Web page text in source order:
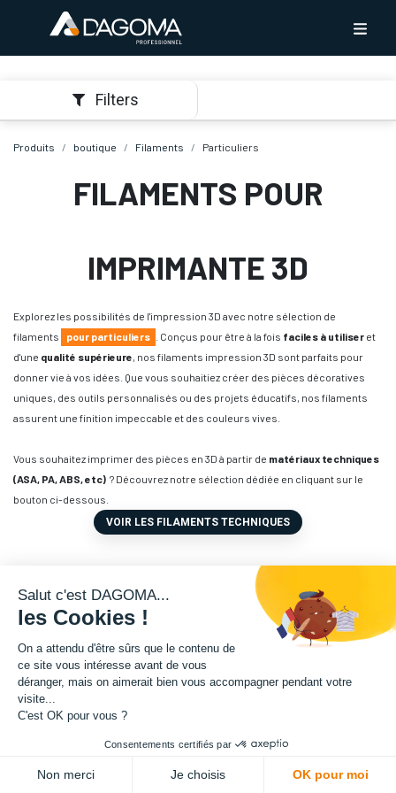
Filters
Produits boutique Filaments Particuliers
FILAMENTS POUR
IMPRIMANTE 3D
Explorez les possibilités de l'impression 3D avec notre sélection de
filaments
pour particuliers . Conçus pour être à la fois faciles à utiliser et
d'une qualité supérieure, nos filaments impression 3D sont parfaits pour
donner vie à vos idées. Que vous souhaitiez créer des pièces décoratives
uniques, des outils personnalisés ou des projets éducatifs, nos filaments
assurent une finition impeccable et des couleurs vives.
Vous souhaitez imprimer des pièces en 3D à partir de matériaux techniques
(ASA, PA, ABS, etc) ? Découvrez notre sélection dédiée en cliquant sur le
bouton ci-dessous.
VOIR LES FILAMENTS TECHNIQUES
Salut c'est DAGOMA...
les Cookies !
On a attendu d'être sûrs que le contenu de
ce site vous intéresse avant de vous
déranger, mais on aimerait bien vous accompagner pendant votre
visite...
C'est OK pour vous ?
Consentements certifiés par
Non merci Je choisis OK pour moi